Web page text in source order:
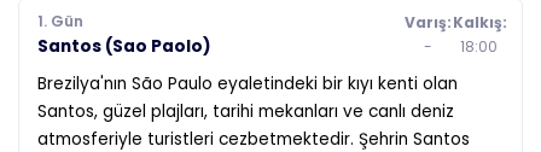
1. Gün
Santos (Sao Paolo)
Varış:
-
Kalkış:
18:00
Brezilya'nın São Paulo eyaletindeki bir kıyı kenti olan
Santos, güzel plajları, tarihi mekanları ve canlı deniz
atmosferiyle turistleri cezbetmektedir. Şehrin Santos